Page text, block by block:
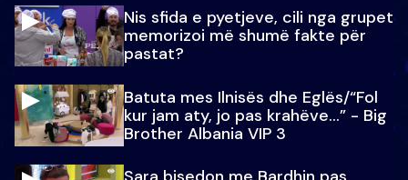
Nis sfida e pyetjeve, cili nga grupet
memorizoi më shumë fakte për
pastat?
Batuta mes Ilnisës dhe Eglës/“Fol
kur jam aty, jo pas krahëve…” - Big
Brother Albania VIP 3